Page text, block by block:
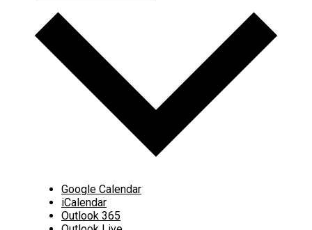
Google Calendar
iCalendar
Outlook 365